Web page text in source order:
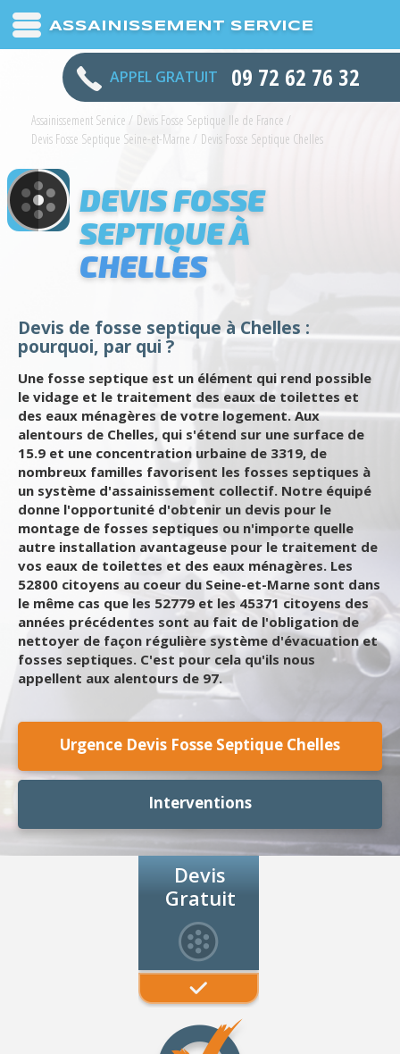
ASSAINISSEMENT SERVICE
APPEL GRATUIT 09 72 62 76 32
Assainissement Service / Devis Fosse Septique Ile de France /
Devis Fosse Septique Seine-et-Marne / Devis Fosse Septique Chelles
DEVIS FOSSE
SEPTIQUE À
CHELLES
Devis de fosse septique à Chelles :
pourquoi, par qui ?
Une fosse septique est un élément qui rend possible
le vidage et le traitement des eaux de toilettes et
des eaux ménagères de votre logement. Aux
alentours de Chelles, qui s'étend sur une surface de
15.9 et une concentration urbaine de 3319, de
nombreux familles favorisent les fosses septiques à
un système d'assainissement collectif. Notre équipé
donne l'opportunité d'obtenir un devis pour le
montage de fosses septiques ou n'importe quelle
autre installation avantageuse pour le traitement de
vos eaux de toilettes et des eaux ménagères. Les
52800 citoyens au coeur du Seine-et-Marne sont dans
le même cas que les 52779 et les 45371 citoyens des
années précédentes sont au fait de l'obligation de
nettoyer de façon régulière système d'évacuation et
fosses septiques. C'est pour cela qu'ils nous
appellent aux alentours de 97.
Urgence Devis Fosse Septique Chelles
Interventions
Devis
Gratuit